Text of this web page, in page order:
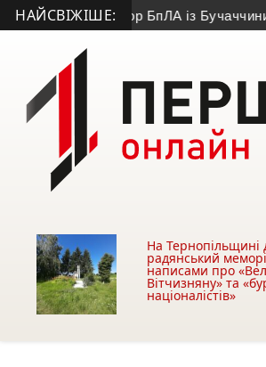
НАЙСВІЖІШЕ:
оператор БпЛА із Бучаччини •
На Тернопільщині
радянський
написами про
Вітчизняну» та
націоналістів»